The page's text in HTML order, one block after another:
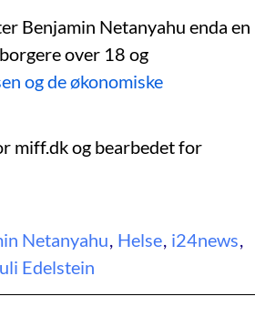
Benjamin Netanyahu enda en
over 18 og
og de økonomiske
miff.dk og bearbedet for
Netanyahu Helse i24news
Edelstein